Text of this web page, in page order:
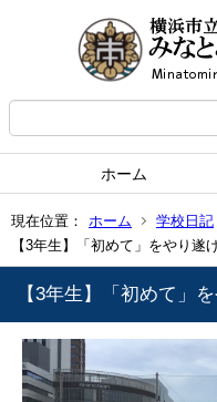
ホーム
現在位置： ホーム 学校日記
【3年生】「初めて」をやり遂
【3年生】「初めて」